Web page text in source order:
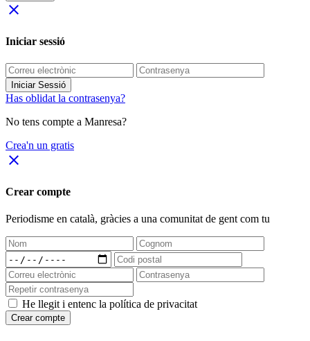
close
Iniciar sessió
Iniciar Sessió
Has oblidat la contrasenya?
No tens compte a Manresa?
Crea'n un gratis
close
Crear compte
Periodisme en català, gràcies a una comunitat de gent com tu
He llegit i entenc la política de privacitat
Crear compte